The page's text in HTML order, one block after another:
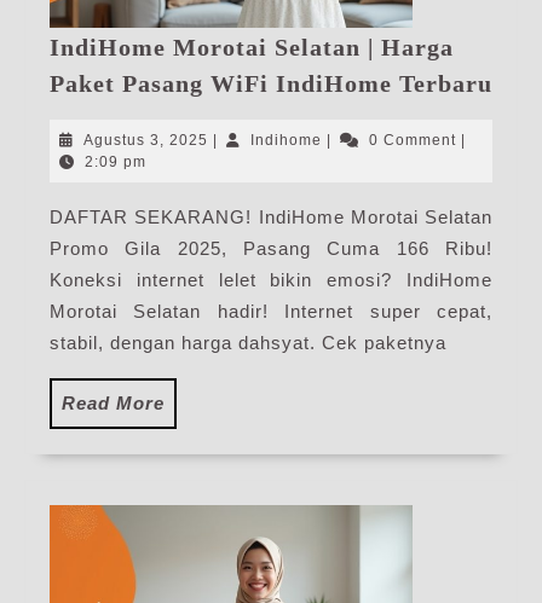
IndiHome Morotai Selatan | Harga
Paket Pasang WiFi IndiHome Terbaru
Agustus 3, 2025 AgustusIndihome Indihome0 Comment
2:09 pm
DAFTAR SEKARANG! IndiHome Morotai Selatan
Promo Gila 2025, Pasang Cuma 166 Ribu!
Koneksi internet lelet bikin emosi? IndiHome
Morotai Selatan hadir! Internet super cepat,
stabil, dengan harga dahsyat. Cek paketnya
Read More
More